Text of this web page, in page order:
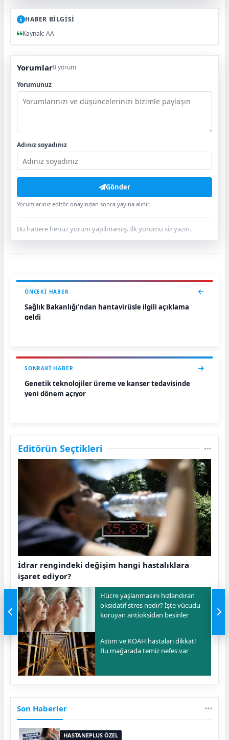
HABER BİLGİSİ
Kaynak: AA
Yorumlar0 yorum
Yorumunuz
Adınız soyadınız
Gönder
Yorumlarınız editör onayından sonra yayına alınır.
Bu habere henüz yorum yapılmamış. İlk yorumu siz yazın.
ÖNCEKI HABER
Sağlık Bakanlığı’ndan hantavirüsle ilgili açıklama
geldi
SONRAKI HABER
Genetik teknolojiler üreme ve kanser tedavisinde
yeni dönem açıyor
Editörün Seçtikleri
İdrar rengindeki değişim hangi hastalıklara
işaret ediyor?
Hücre yaşlanmasını hızlandıran
oksidatif stres nedir? İşte vücudu
koruyan antioksidan besinler
Astım ve KOAH hastaları dikkat!
Bu mağarada temiz nefes var
Son Haberler
HASTANEPLUS ÖZEL